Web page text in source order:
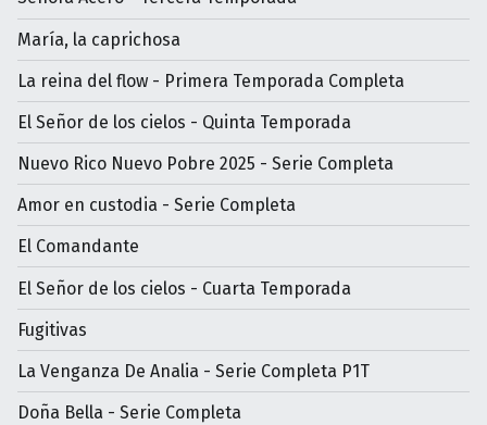
María, la caprichosa
La reina del flow - Primera Temporada Completa
El Señor de los cielos - Quinta Temporada
Nuevo Rico Nuevo Pobre 2025 - Serie Completa
Amor en custodia - Serie Completa
El Comandante
El Señor de los cielos - Cuarta Temporada
Fugitivas
La Venganza De Analia - Serie Completa P1T
Doña Bella - Serie Completa